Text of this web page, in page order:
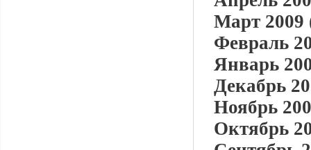
Март 2009
Февраль
Январь
Декабрь
Ноябрь
Октябрь